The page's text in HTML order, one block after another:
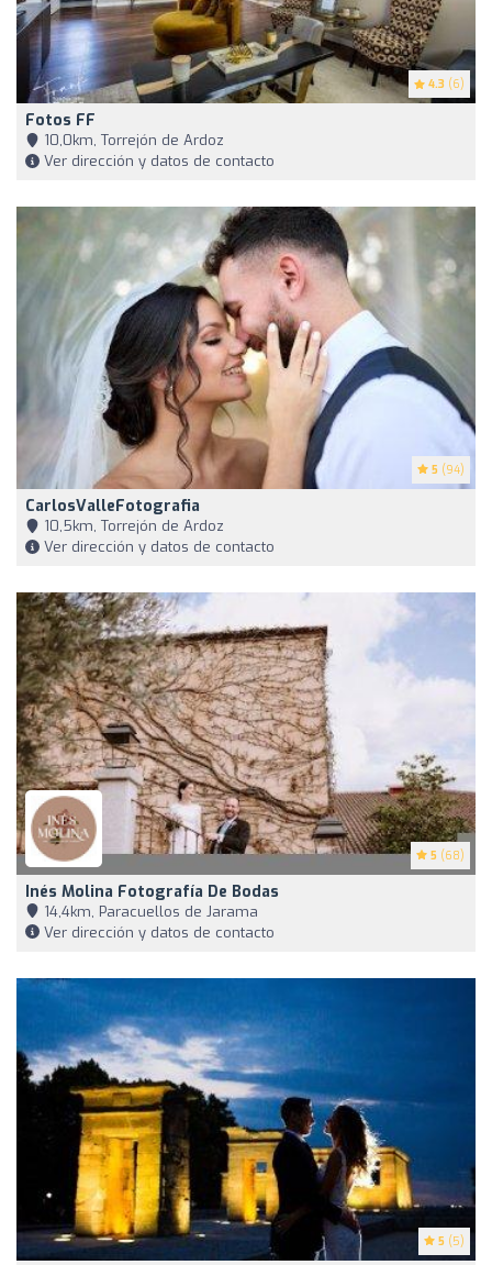
4.3 (6)
Fotos FF
10,0km, Torrejón de Ardoz
Ver dirección y datos de contacto
5 (94)
CarlosValleFotografia
10,5km, Torrejón de Ardoz
Ver dirección y datos de contacto
5 (68)
Inés Molina Fotografía De Bodas
14,4km, Paracuellos de Jarama
Ver dirección y datos de contacto
5 (5)